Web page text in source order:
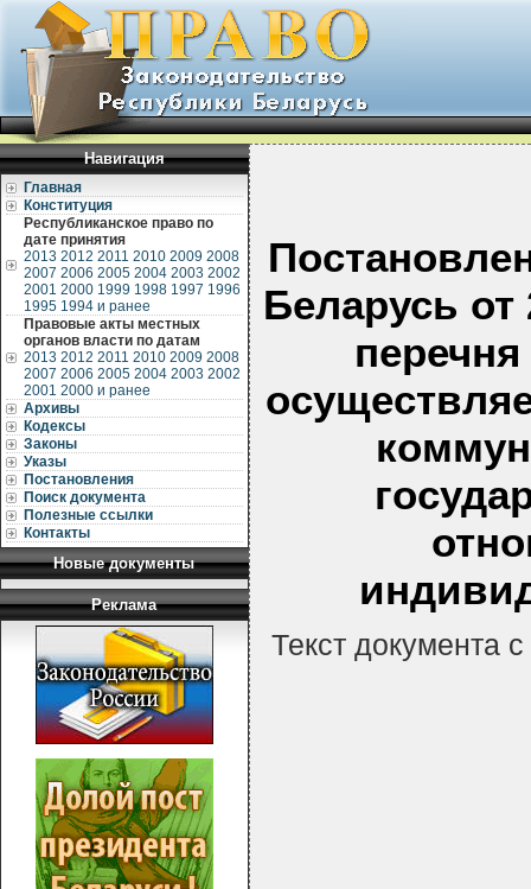
Навигация
Главная
Конституция
Республиканское право по
дате принятия
2013 2012 2011 2010 2009 2008
2007 2006 2005 2004 2003 2002
2001 2000 1999 1998 1997 1996
1995 1994 и ранее
Правовые акты местных
органов власти по датам
2013 2012 2011 2010 2009 2008
2007 2006 2005 2004 2003 2002
2001 2000 и ранее
Архивы
Кодексы
Законы
Указы
Постановления
Поиск документа
Полезные ссылки
Контакты
Новые документы
Реклама
Беларусь
Текст документа